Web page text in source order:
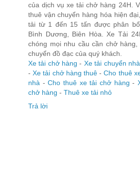
của dịch vụ xe tải chở hàng 24H.
thuê vận chuyển hàng hóa hiện
tải từ 1 đến 15 tấn được phân bổ
Bình Dương, Biên Hòa. Xe Tải
chóng mọi nhu cầu cần chở
chuyển đồ đạc của quý khách.
Xe tải chở hàng - Xe tải chuyển nhà
-Xe tải chở hàng thuê -Cho thuê
nhà -Cho thuê xe tải chở hàng -
chở hàng - Thuê xe tải nhỏ
Trả lời